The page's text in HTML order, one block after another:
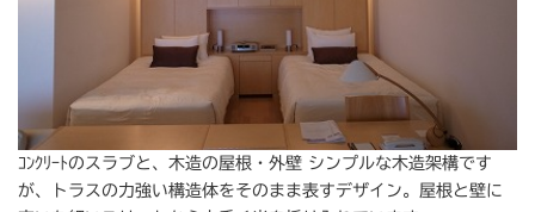
ｺﾝｸﾘｰﾄのスラブと、木造の屋根・外壁 シンプルな木造架構です
が、トラスの力強い構造体をそのまま表すデザイン。屋根と壁に